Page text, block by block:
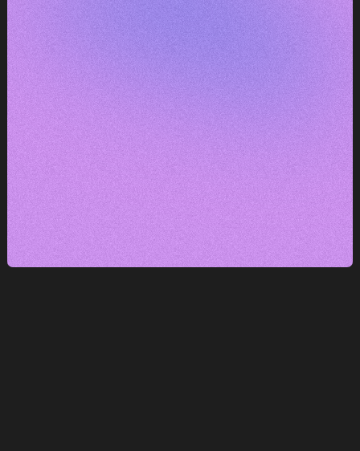
— máme k tomu co říct.
DOMLUVIT KONZULTACI
DOMLUVIT KONZULTACI